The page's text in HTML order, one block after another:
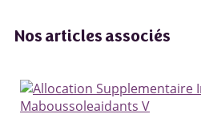
Nos articles associés